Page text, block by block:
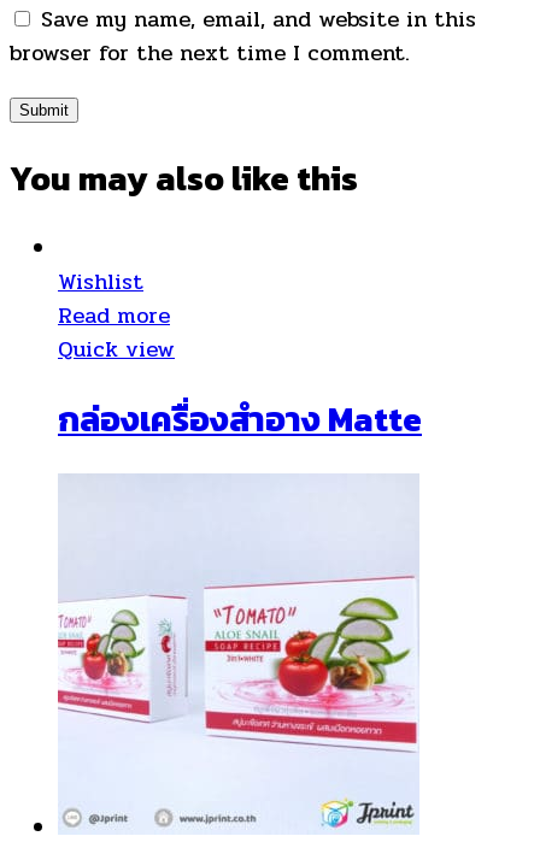
Save my name, email, and website in this
browser for the next time I comment.
You may alsolike this
Wishlist
Read more
Quick view
กล่องเครื่องสำอาง Matte